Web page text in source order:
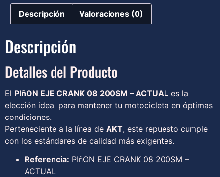
Descripción Valoraciones (0)
Descripción
Detalles del Producto
El PIñON EJE CRANK 08 200SM – ACTUAL es la
elección ideal para mantener tu motocicleta en óptimas
condiciones.
Perteneciente a la línea de AKT, este repuesto cumple
con los estándares de calidad más exigentes.
Referencia: PIñON EJE CRANK 08 200SM –
ACTUAL